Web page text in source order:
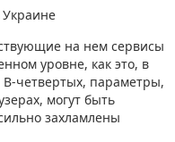
на нем сервисы
уровне, как это, в
В-четвертых, параметры,
могут быть
захламлены